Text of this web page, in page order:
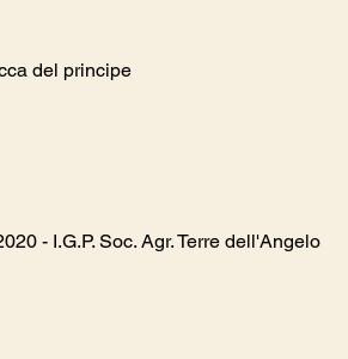
del principe
- I.G.P. Soc. Agr. Terre dell'Angelo